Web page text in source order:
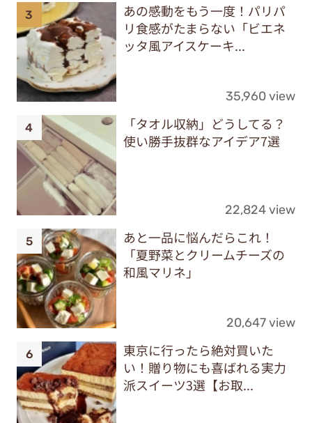
あの感動をもう一度！パリパ
リ食感がたまらない「ビエネ
ッタ風アイスケーキ...
35,960 view
「タオル収納」どうしてる？
使い勝手抜群なアイデア7選
22,824 view
あと一品に悩んだらこれ！
「夏野菜とクリームチーズの
和風マリネ」
20,647 view
東京に行ったら絶対買いた
い！贈り物にも喜ばれる実力
派スイーツ3選【お取...